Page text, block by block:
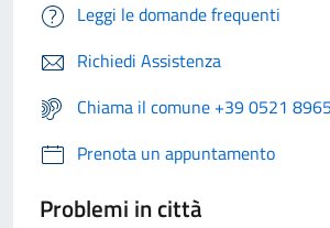
Leggi le domande frequenti
Richiedi Assistenza
Chiama il comune +39 0521
Prenota un appuntamento
Problemi in città